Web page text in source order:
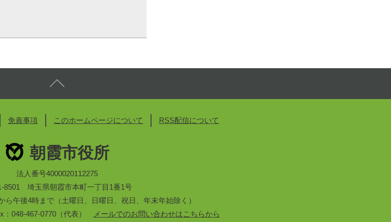
免責事項 このホームページについて RSS配信について
朝霞市役所
法人番号4000020112275
8501 埼玉県朝霞市本町一丁目1番1号
ら午後4時まで（土曜日、日曜日、祝日、年末年始除く）
：048-467-0770（代表）
メールでのお問い合わせはこちらから